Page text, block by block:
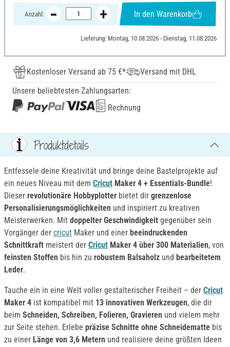
Anzahl: In den Warenkorb
Lieferung: Montag, 10.08.2026 - Dienstag, 11.08.2026
Kostenloser Versand ab 75 €*
Versand mit DHL
Unsere beliebtesten Zahlungsarten:
Rechnung
Produktdetails
Entfessele deine Kreativität und bringe deine Bastelprojekte auf
ein neues Niveau mit dem Cricut Maker 4 + Essentials-Bundle!
Dieser revolutionäre Hobbyplotter bietet dir grenzenlose
Personalisierungsmöglichkeiten und inspiriert zu kreativen
Meisterwerken. Mit doppelter Geschwindigkeit gegenüber sein
Vorgänger der cricut Maker und einer beeindruckenden
Schnittkraft meistert der Cricut Maker 4 über 300 Materialien, von
feinsten Stoffen bis hin zu robustem Balsaholz und bearbeitetem
Leder.
Tauche ein in eine Welt voller gestalterischer Freiheit – der Cricut
Maker 4 ist kompatibel mit 13 innovativen Werkzeugen, die dir
beim Schneiden, Schreiben, Folieren, Gravieren und vielem mehr
zur Seite stehen. Erlebe präzise Schnitte ohne Schneidematte bis
zu einer Länge von 3,6 Metern und realisiere deine größten Ideen